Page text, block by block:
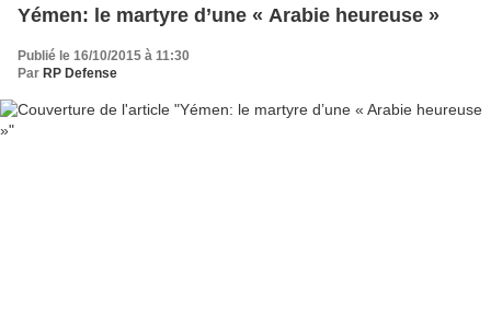
Yémen: le martyre d’une « Arabie heureuse »
Publié le 16/10/2015 à 11:30
Par RP Defense